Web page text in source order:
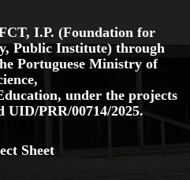
I.P. (Foundation for
Public Institute) through
Portuguese Ministry of
under the projects
UID/PRR/00714/2025.
Sheet